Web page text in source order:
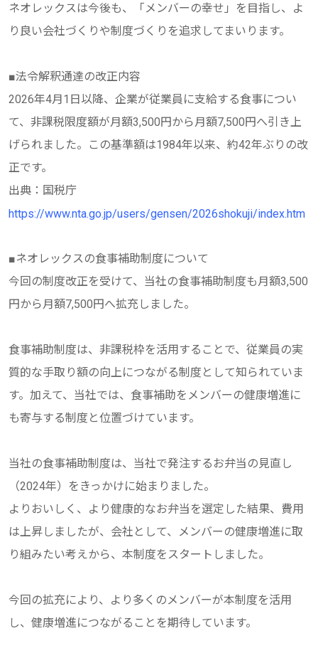
ネオレックスは今後も、「メンバーの幸せ」を目指し、よ
り良い会社づくりや制度づくりを追求してまいります。
■法令解釈通達の改正内容
2026年4月1日以降、企業が従業員に支給する食事につい
て、非課税限度額が月額3,500円から月額7,500円へ引き上
げられました。この基準額は1984年以来、約42年ぶりの改
正です。
出典：国税庁
https://www.nta.go.jp/users/gensen/2026shokuji/index.htm
■ネオレックスの食事補助制度について
今回の制度改正を受けて、当社の食事補助制度も月額3,500
円から月額7,500円へ拡充しました。
食事補助制度は、非課税枠を活用することで、従業員の実
質的な手取り額の向上につながる制度として知られていま
す。加えて、当社では、食事補助をメンバーの健康増進に
も寄与する制度と位置づけています。
当社の食事補助制度は、当社で発注するお弁当の見直し
（2024年）をきっかけに始まりました。
よりおいしく、より健康的なお弁当を選定した結果、費用
は上昇しましたが、会社として、メンバーの健康増進に取
り組みたい考えから、本制度をスタートしました。
今回の拡充により、より多くのメンバーが本制度を活用
し、健康増進につながることを期待しています。